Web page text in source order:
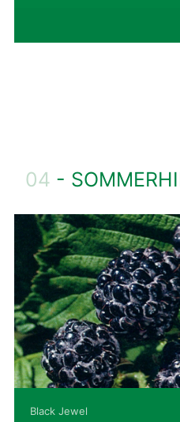
04 -
Black Jewel